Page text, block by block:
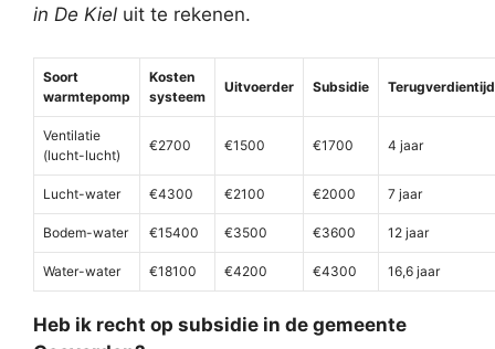
in De Kiel uit te rekenen.
Soort
warmtepomp
Kosten
systeem
Uitvoerder Subsidie Terugverdientijd
Ventilatie
(lucht-lucht)
€2700 €1500 €1700 4 jaar
Lucht-water €4300 €2100 €2000 7 jaar
Bodem-water €15400 €3500 €3600 12 jaar
Water-water €18100 €4200 €4300 16,6 jaar
Heb ik recht op subsidie in de gemeente